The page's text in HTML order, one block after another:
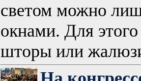
светом можно
окнами. Для
шторы или